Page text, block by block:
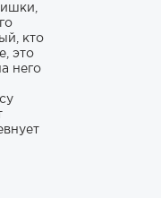
кто
это
него